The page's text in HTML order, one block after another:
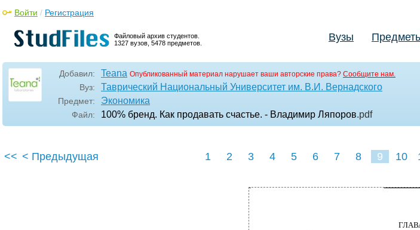
Файловый архив студентов.
1327 вузов, 5478 предметов.
Войти / Регистрация
Вузы
Добавил: Teana Опубликованный материал нарушает ваши авторские права? Сообщите нам.
Вуз: Таврический Национальный Университет им. В.И. Вернадского
Предмет: Экономика
Файл: 100% бренд. Как продавать счастье. - Владимир Ляпоров.pdf
<< < Предыдущая 1 2 3 4 5 6 7 8 9 10